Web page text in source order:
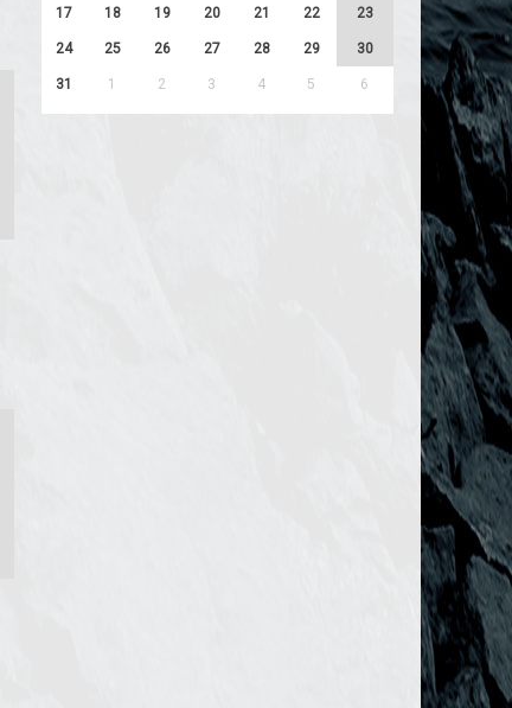
17 18 19 20 21 22 23
24 25 26 27 28 29 30
31 1 2 3 4 5 6